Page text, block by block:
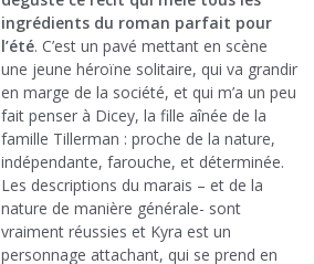
ingrédients du roman parfait pour
l’été. C’est un pavé mettant en scène
une jeune héroïne solitaire, qui va grandir
en marge de la société, et qui m’a un peu
fait penser à Dicey, la fille aînée de la
famille Tillerman : proche de la nature,
indépendante, farouche, et déterminée.
Les descriptions du marais – et de la
nature de manière générale- sont
vraiment réussies et Kyra est un
personnage attachant, qui se prend en